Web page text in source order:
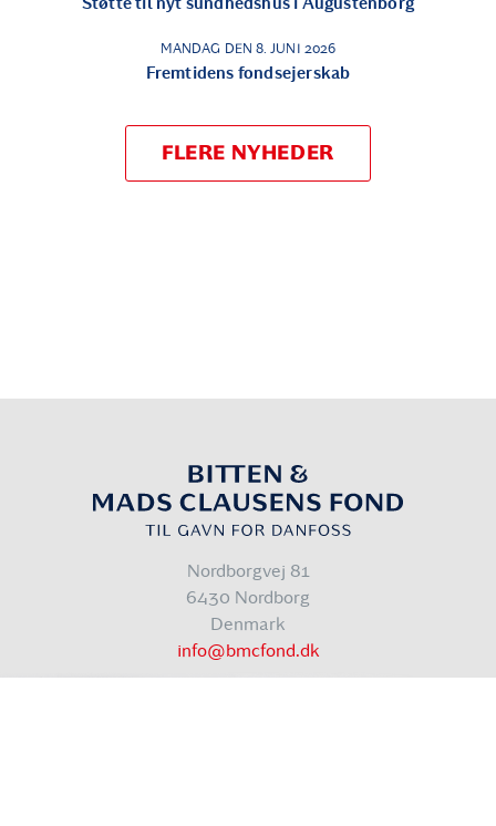
MANDAG DEN 8. JUNI 2026
Fremtidens fondsejerskab
FLERE NYHEDER
Nordborgvej 81
6430 Nordborg
Denmark
info@bmcfond.dk